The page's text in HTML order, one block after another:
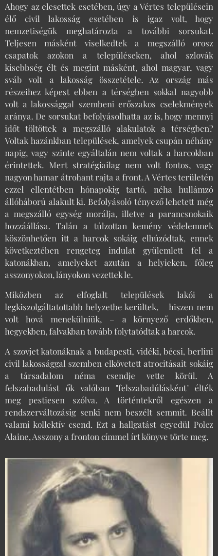
Ahogy az elesettek esetében, úgy a Vértes településein
élő civil lakosság esetében is igaz volt, hogy
nemzetiségük meghatározta a további sorsukat.
Teljesen másként viselkedtek a megszálló orosz
csapatok azokon a településeken, ahol szlovák
kisebbség élt és megint másként, ahol magyar, vagy
sváb volt a lakosság összetétele. Az ország más
részeihez képest ebben a térségben sokkal nagyobb
volt a lakossággal szembeni erőszakos cselekmények
aránya. De sorsukat befolyásolhatta az is, hogy mennyi
időt töltöttek a megszálló alakulatok a térségben?
Voltak hazánkban települések, amelyek csupán néhány
napig, vagy szinte egyáltalán nem voltak a harcokban
érintettek. Mert stratégiailag nem volt fontos, vagy
nagyon hamar átrohant rajta a front. A Vértes területén
ezzel ellentétben hónapokig tartó, néha hullámzó
állóháború alakult ki. Befolyásoló tényező lehetett még
a megszálló egység morálja, illetve a parancsnokaik
hozzáállása. Talán a túlzottan kemény védelemnek
köszönhetően itt a harcok sokáig elhúzódtak, ennek
következtében rengeteg indulat gyülemlett fel a
katonákban, amelyeket azután a helyieken, főleg
asszonyokon, lányokon vezettek le.
Miközben az elfoglalt települések lakói a
legkiszolgáltatottabb helyzetbe kerültek, – hiszen nem
volt hová menekülniük, – a környező erdőkben,
hegyekben, falvakban tovább folytatódtak a harcok.
A szovjet katonáknak a budapesti, vidéki, bécsi, berlini
civil lakossággal szemben elkövetett atrocitásait sokáig
a társadalom néma csendje vette körül. A
felszabadulást ők valóban "felszabadúlásként" élték
meg pestiesen szólva. A történtekről egészen a
rendszerváltozásig senki nem beszélt semmit. Beállt
valami kollektív csend. Ezt a hallgatást egyedül Polcz
Alaine, Asszony a fronton címmel írt könyve törte meg.